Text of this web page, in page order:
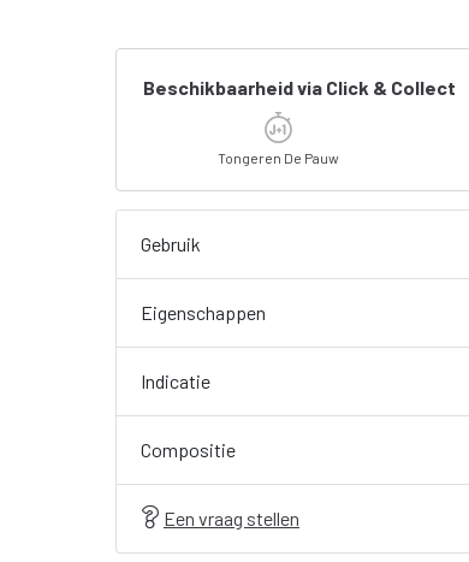
Beschikbaarheid via Click & Collect
Tongeren De Pauw
Gebruik
Eigenschappen
Indicatie
Compositie
Een vraag stellen